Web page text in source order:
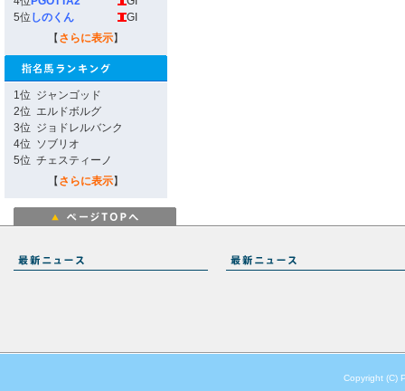
5位 しのくん
GI
【 さらに表示】
1位 ジャンゴッド
2位 エルドボルグ
3位 ジョドレルバンク
4位 ソブリオ
5位 チェスティーノ
【 さらに表示】
Copyright (C)